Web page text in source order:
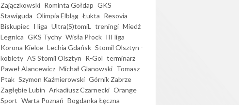
Zajączkowski Rominta Gołdap GKS
Stawiguda Olimpia Elbląg Łukta Resovia
Biskupiec I liga Ultra(S)tomiL treningi Miedź
Legnica GKS Tychy Wisła Płock III liga
Korona Kielce Lechia Gdańsk Stomil Olsztyn -
kobiety AS Stomil Olsztyn R-Gol terminarz
Paweł Alancewicz Michał Glanowski Tomasz
Ptak Szymon Kaźmierowski Górnik Zabrze
Zagłębie Lubin Arkadiusz Czarnecki Orange
Sport Warta Poznań Bogdanka Łęczna